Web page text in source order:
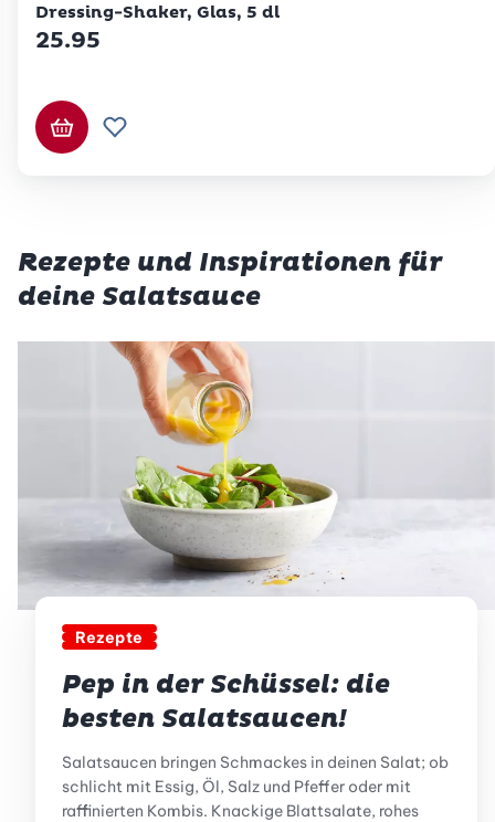
Dressing-Shaker, Glas, 5 dl
25.95
In den Warenkorb
Zur Wunschliste hinzufügen
Rezepte und Inspirationen für
deine Salatsauce
Rezepte
Pep in der Schüssel: die
besten Salatsaucen!
Salatsaucen bringen Schmackes in deinen Salat; ob
schlicht mit Essig, Öl, Salz und Pfeffer oder mit
raffinierten Kombis. Knackige Blattsalate, rohes